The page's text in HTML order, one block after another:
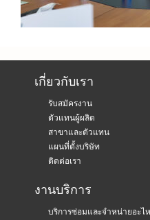
เกี่ยวกับเรา
รับสมัครงาน
ตัวแทนผู้ผลิต
สาขาและตัวแทน
แผนที่ตั้งบริษัท
ติดต่อเรา
งานบริการ
บริการซ่อมและจำหน่ายอะไ